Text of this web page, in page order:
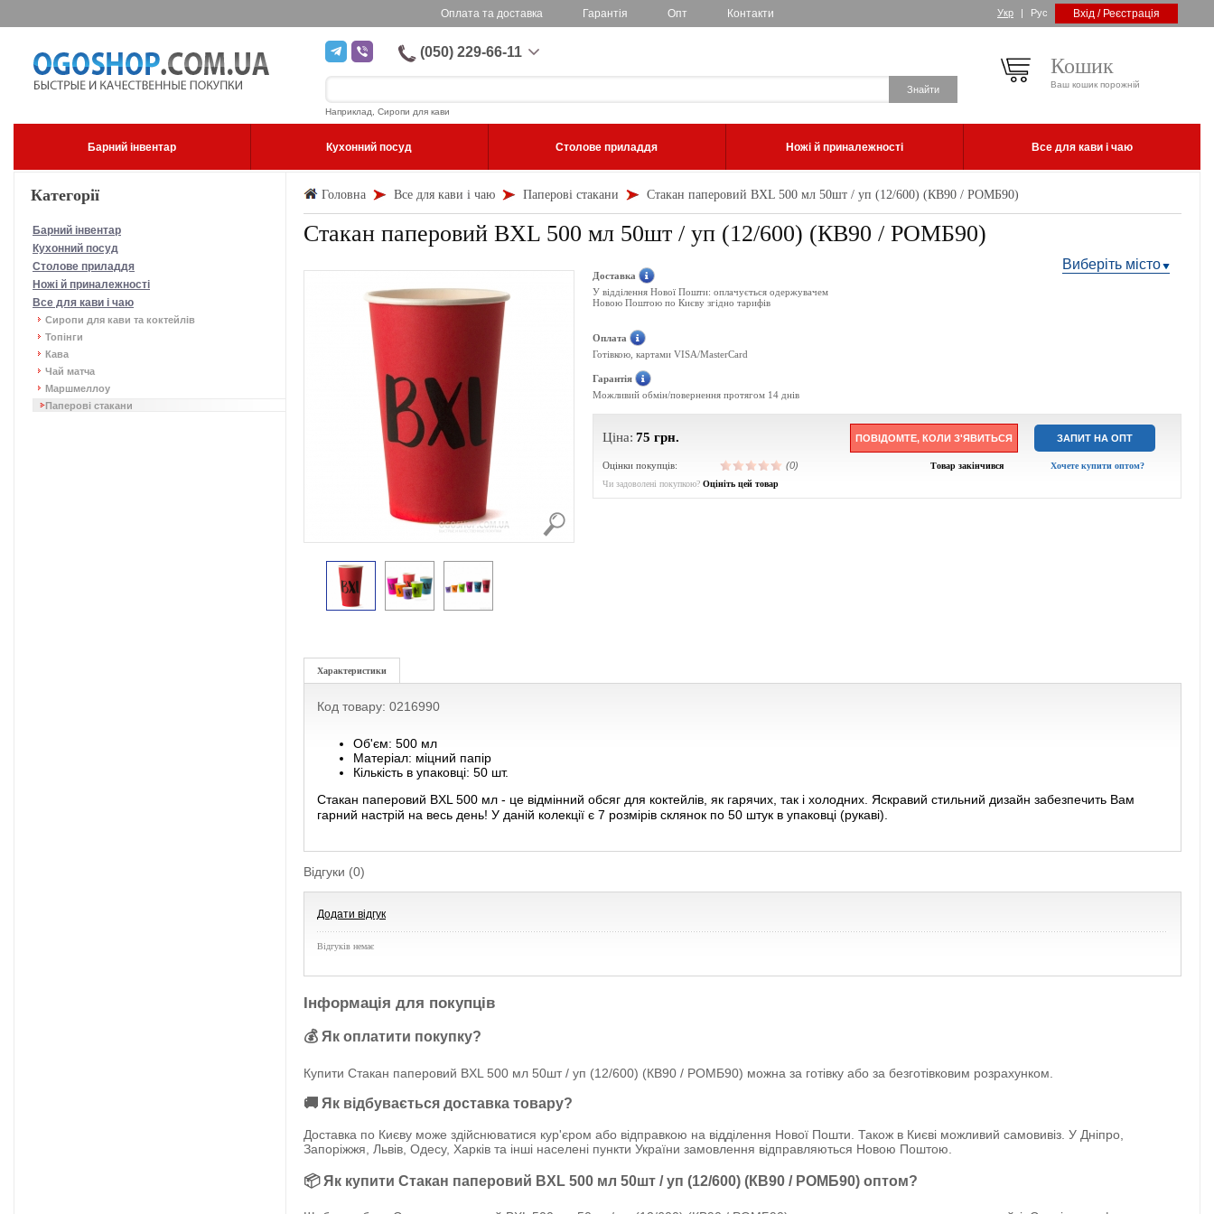
Оплата та доставка Гарантія Опт Контакти Укр | Рус Вхід / Реєстрація
(050) 229-66-11
Наприклад, Сиропи для кави
Кошик
Ваш кошик порожній
Барний інвентар Кухонний посуд Столове приладдя Ножі й приналежності Все для кави і чаю
Категорії
Барний інвентар
Кухонний посуд
Столове приладдя
Ножі й приналежності
Все для кави і чаю
Сиропи для кави та коктейлів
Топінги
Кава
Чай матча
Маршмеллоу
Паперові стакани
Головна Все для кави і чаю Паперові стакани Стакан паперовий BXL 500 мл 50шт / уп (12/600) (КВ90 / РОМБ90)
Стакан паперовий BXL 500 мл 50шт / уп (12/600) (КВ90 / РОМБ90)
Виберіть місто
Доставка
У відділення Нової Пошти: оплачується одержувачем
Новою Поштою по Києву згідно тарифів
Оплата
Готівкою, картами VISA/MasterCard
Гарантія
Можливий обмін/повернення протягом 14 днів
Ціна: 75 грн. ПОВІДОМТЕ, КОЛИ З'ЯВИТЬСЯ ЗАПИТ НА ОПТ
Оцінки покупців: (0) Товар закінчився
Хочете купити оптом?
Чи задоволені покупкою? Оцініть цей товар
Характеристики
Код товару: 0216990
Об'єм: 500 мл
Матеріал: міцний папір
Кількість в упаковці: 50 шт.
Стакан паперовий BXL 500 мл - це відмінний обсяг для коктейлів, як гарячих, так і холодних. Яскравий стильний дизайн забезпечить Вам
гарний настрій на весь день! У даній колекції є 7 розмірів склянок по 50 штук в упаковці (рукаві).
Відгуки (0)
Додати відгук
Відгуків немає
Інформація для покупців
💰 Як оплатити покупку?
Купити Стакан паперовий BXL 500 мл 50шт / уп (12/600) (КВ90 / РОМБ90) можна за готівку або за безготівковим розрахунком.
🚚 Як відбувається доставка товару?
Доставка по Києву може здійснюватися кур'єром або відправкою на відділення Нової Пошти. Також в Києві можливий самовивіз. У Дніпро,
Запоріжжя, Львів, Одесу, Харків та інші населені пункти України замовлення відправляються Новою Поштою.
📦 Як купити Стакан паперовий BXL 500 мл 50шт / уп (12/600) (КВ90 / РОМБ90) оптом?